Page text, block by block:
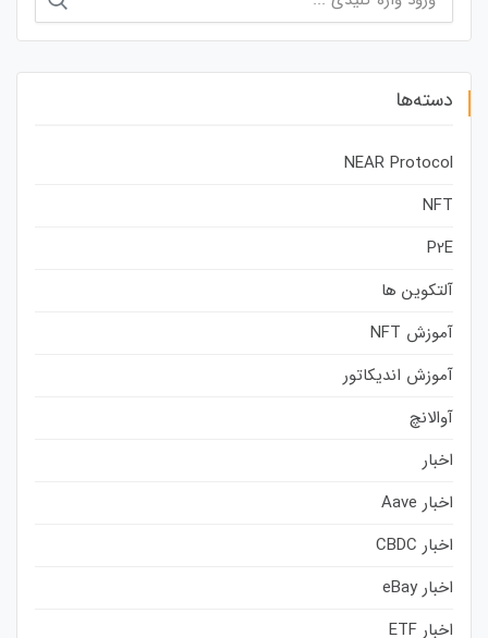
برای:
دسته‌ها
NEAR Protocol
NFT
P2E
آلتکوین ها
آموزش NFT
آموزش اندیکاتور
آوالانچ
اخبار
اخبار Aave
اخبار CBDC
اخبار eBay
اخبار ETF